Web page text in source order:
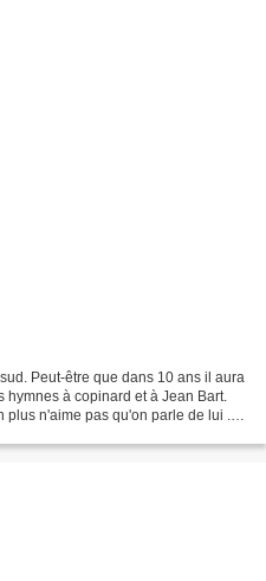
Peut-être que dans 10 ans il aura
à copinard et à Jean Bart.
n'aime pas qu'on parle de lui ....